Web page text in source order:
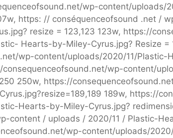
wp-content/uploads/
https: // conséquenceofsound .net /
resize = 123,123 123w, https://
Hearts-by-Miley-Cyrus.jpg? Resize =
wp-content/uploads/2020/11/Plastic-
consequenceofsound.net/wp-content/
250w, https://
189w, https://
Hearts-by-Miley-Cyrus.jpg?
content / uploads / 2020/11 / Plastic-
wp-content/uploads/